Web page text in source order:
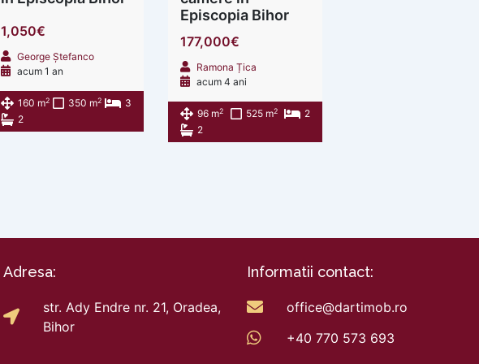
1,050€
George Ștefanco
acum 1 an
160 m2 350 m2
3
2
Episcopia Bihor
177,000€
Ramona Țica
acum 4 ani
96 m2 525 m2
2
2
Adresa:
str. Ady Endre nr. 21, Oradea,
Bihor
Informatii contact:
office@dartimob.ro
+40 770 573 693